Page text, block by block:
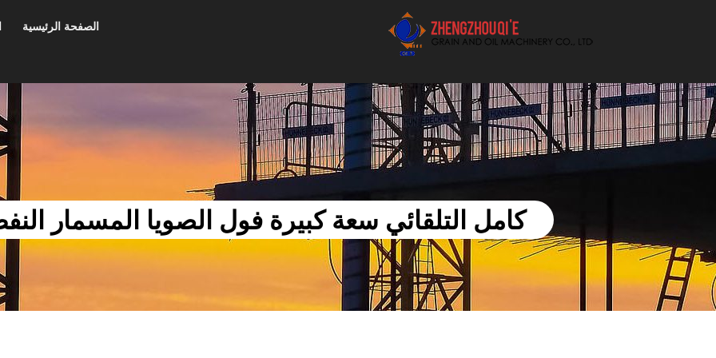
أفضل بيع آلة الزيوت النباتية الموردون
الصفحة الرئيسية
كامل التلقائي سعة كبيرة فول الصويا المسمار